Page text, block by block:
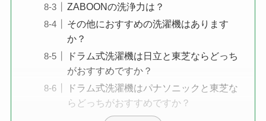
ZABOONの洗浄力は？
その他におすすめの洗濯機はあります
か？
ドラム式洗濯機は日立と東芝ならどっち
がおすすめですか？
ドラム式洗濯機はパナソニックと東芝な
らどっちがおすすめですか？